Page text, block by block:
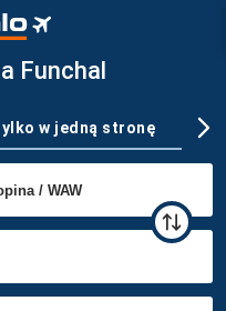
Funchal
w jedną stronę